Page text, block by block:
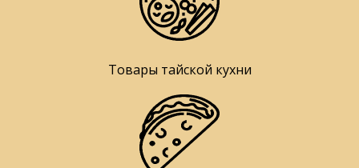
Товары тайской кухни